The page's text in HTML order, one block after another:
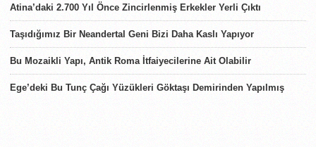
Atina’daki 2.700 Yıl Önce Zincirlenmiş Erkekler Yerli Çıktı
Taşıdığımız Bir Neandertal Geni Bizi Daha Kaslı Yapıyor
Bu Mozaikli Yapı, Antik Roma İtfaiyecilerine Ait Olabilir
Ege’deki Bu Tunç Çağı Yüzükleri Göktaşı Demirinden Yapılmış